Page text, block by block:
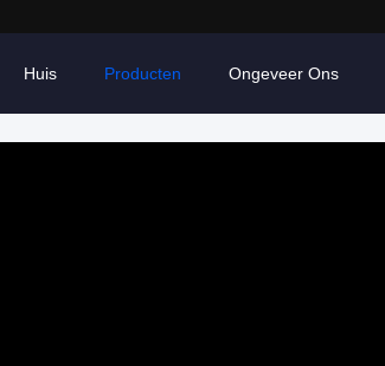
Huis Producten Ongeveer Ons